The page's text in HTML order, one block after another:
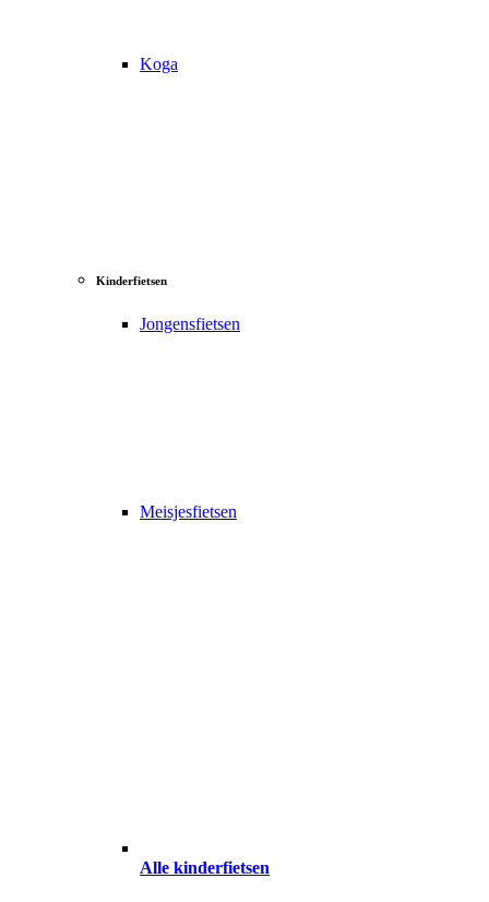
Koga
Kinderfietsen
Jongensfietsen
Meisjesfietsen
Alle kinderfietsen